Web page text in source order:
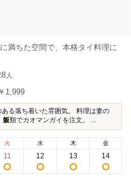
満ちた空間で、本格タイ料理に
人
1,999
ある落ち着いた雰囲気。 料理は妻の
飯類でカオマンガイを注文。 ...
火
11
水
12
木
13
金
14